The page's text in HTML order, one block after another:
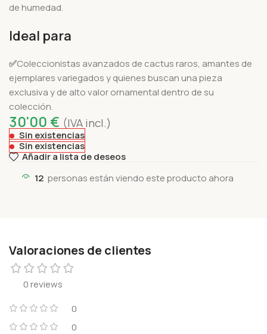
de humedad.
Ideal para
✅Coleccionistas avanzados de cactus raros, amantes de
ejemplares variegados y quienes buscan una pieza
exclusiva y de alto valor ornamental dentro de su
colección.
30'00 € (IVA incl.)
Sin existencias
Sin existencias
Añadir a lista de deseos
12 personas están viendo este producto ahora
Valoraciones de clientes
0 reviews
0
0